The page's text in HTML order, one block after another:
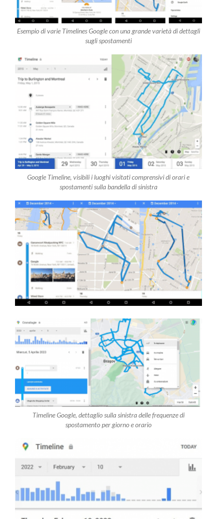
Esempio di varie Timelines Google con una grande varietà di dettagli
sugli spostamenti
Google Timeline, visibili i luoghi visitati comprensivi di orari e
spostamenti sulla bandella di sinistra
Timeline Google, dettaglio sulla sinistra delle frequenze di
spostamento per giorno e orario